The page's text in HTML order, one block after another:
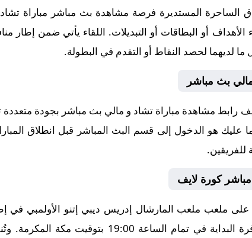
الساحرة المستديرة فرصة مشاهدة بث مباشر مباراة
الأهداف أو البطاقات أو التبديلات. اللقاء يأتي ضمن إطار
ما لديهما لحصد النقاط أو التقدم في البطولة.
بث مباشر
رابط مشاهدة مباراة تشاد و مالي بث مباشر بجودة متعددة
عليك هو الدخول إلى قسم البث المباشر قبل انطلاق
للفريقين.
كورة لايف
ملعب ملعب المارشال إدريس ديبي إتنو الأولمبي في